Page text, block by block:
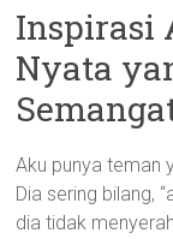
Inspirasi
Nyata
Aku punya teman
Dia sering bilang,
dia tidak